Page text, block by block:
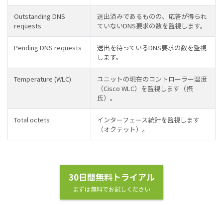
Outstanding DNS
requests
送出済みであるものの、応答が得られ
ていないDNS要求の数を監視します。
Pending DNS requests
送出を待っているDNS要求の数を監視
します。
Temperature (WLC)
ユニットの現在のコントローラー温度
（Cisco WLC）を監視します（摂
氏）。
Total octets
インターフェース統計を監視します
（オクテット）。
30日間無料トライアル
まずは無料でお試しください